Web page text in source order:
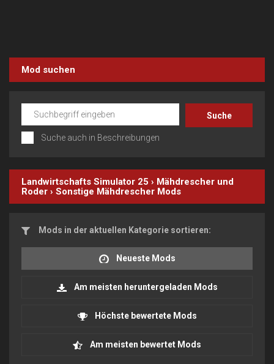
Mod suchen
Suche auch in Beschreibungen
Landwirtschafts Simulator 25 › Mähdrescher und
Roder › Sonstige Mähdrescher Mods
Mods in der aktuellen Kategorie sortieren:
Neueste Mods
Am meisten heruntergeladen Mods
Höchste bewertete Mods
Am meisten bewertet Mods